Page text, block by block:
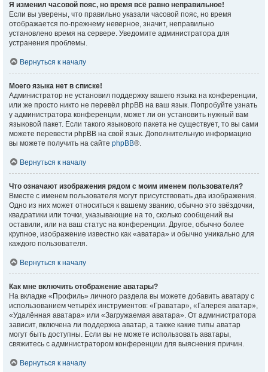
Я изменил часовой пояс, но время всё равно неправильное!
Если вы уверены, что правильно указали часовой пояс, но время
отображается по-прежнему неверное, значит, неправильно
установлено время на сервере. Уведомите администратора для
устранения проблемы.
Вернуться к началу
Моего языка нет в списке!
Администратор не установил поддержку вашего языка на конференции,
или же просто никто не перевёл phpBB на ваш язык. Попробуйте узнать
у администратора конференции, может ли он установить нужный вам
языковой пакет. Если такого языкового пакета не существует, то вы сами
можете перевести phpBB на свой язык. Дополнительную информацию
вы можете получить на сайте phpBB®.
Вернуться к началу
Что означают изображения рядом с моим именем пользователя?
Вместе с именем пользователя могут присутствовать два изображения.
Одно из них может относиться к вашему званию, обычно это звёздочки,
квадратики или точки, указывающие на то, сколько сообщений вы
оставили, или на ваш статус на конференции. Другое, обычно более
крупное, изображение известно как «аватара» и обычно уникально для
каждого пользователя.
Вернуться к началу
Как мне включить отображение аватары?
На вкладке «Профиль» личного раздела вы можете добавить аватару с
использованием четырёх инструментов: «Граватар», «Галерея аватар»,
«Удалённая аватара» или «Загружаемая аватара». От администратора
зависит, включена ли поддержка аватар, а также какие типы аватар
могут быть доступны. Если вы не можете использовать аватары,
свяжитесь с администратором конференции для выяснения причин.
Вернуться к началу